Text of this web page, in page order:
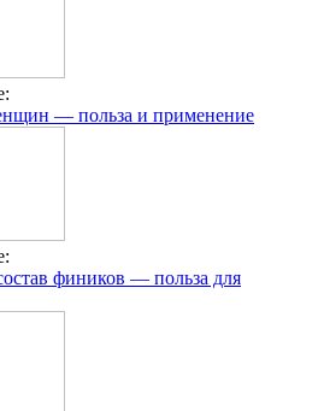
— польза и применение
фиников — польза для